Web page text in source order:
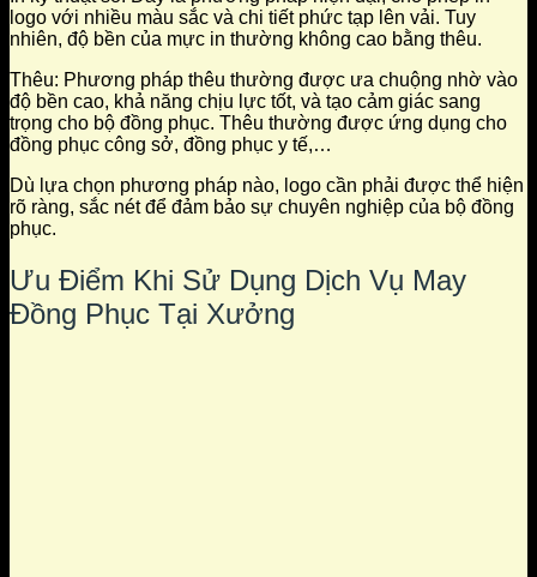
logo với nhiều màu sắc và chi tiết phức tạp lên vải. Tuy
nhiên, độ bền của mực in thường không cao bằng thêu.
Thêu: Phương pháp thêu thường được ưa chuộng nhờ vào
độ bền cao, khả năng chịu lực tốt, và tạo cảm giác sang
trọng cho bộ đồng phục. Thêu thường được ứng dụng cho
đồng phục công sở, đồng phục y tế,…
Dù lựa chọn phương pháp nào, logo cần phải được thể hiện
rõ ràng, sắc nét để đảm bảo sự chuyên nghiệp của bộ đồng
phục.
Ưu Điểm Khi Sử Dụng Dịch Vụ May
Đồng Phục Tại Xưởng